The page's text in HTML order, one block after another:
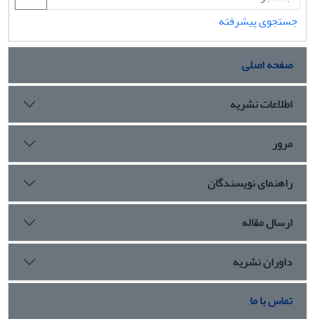
جستجوی پیشرفته
صفحه اصلی
اطلاعات نشریه
مرور
راهنمای نویسندگان
ارسال مقاله
داوران نشریه
تماس با ما